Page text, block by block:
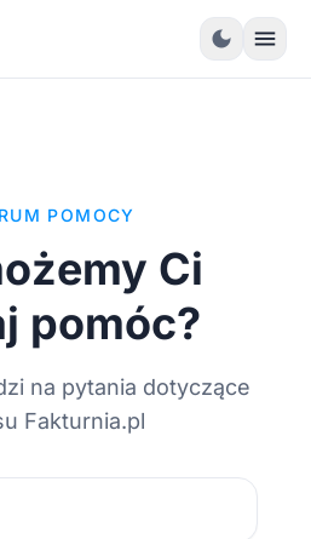
dark_mode menu
POMOCY
Ci
pomóc?
na pytania dotyczące
Fakturnia.pl